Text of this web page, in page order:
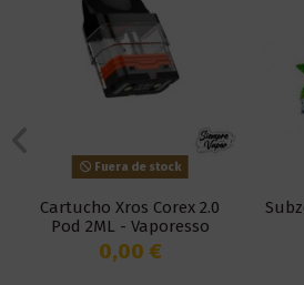
Fuera de stock
Cartucho Xros Corex 2.0
Pod 2ML - Vaporesso
0,00 €